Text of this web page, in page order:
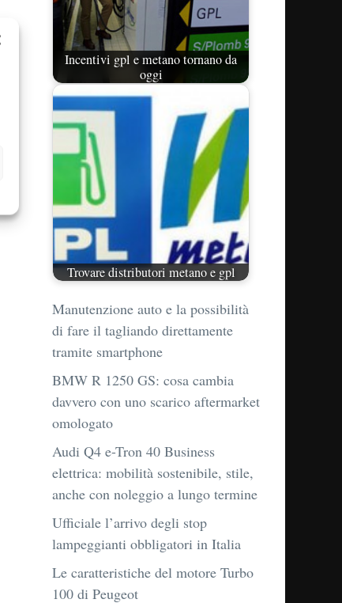
Incentivi gpl e metano tornano da
oggi
Trovare distributori metano e gpl
Manutenzione auto e la possibilità
di fare il tagliando direttamente
tramite smartphone
BMW R 1250 GS: cosa cambia
davvero con uno scarico aftermarket
omologato
Audi Q4 e-Tron 40 Business
elettrica: mobilità sostenibile, stile,
anche con noleggio a lungo termine
Ufficiale l’arrivo degli stop
lampeggianti obbligatori in Italia
Le caratteristiche del motore Turbo
100 di Peugeot